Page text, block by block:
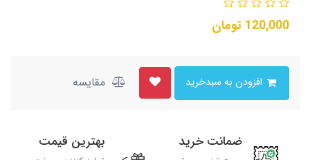
120,000 تومان
مقایسه
ضمانت خرید بهترین قیمت